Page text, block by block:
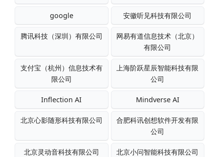
google 安徽听见科技有限公司
腾讯科技（深圳）有限公司
网易有道信息技术（北京）
有限公司
支付宝（杭州）信息技术有
限公司
上海阶跃星辰智能科技有限
公司
Inflection AI Mindverse AI
北京心影随形科技有限公司
合肥科讯创想软件开发有限
公司
北京灵动音科技有限公司 北京小问智能科技有限公司